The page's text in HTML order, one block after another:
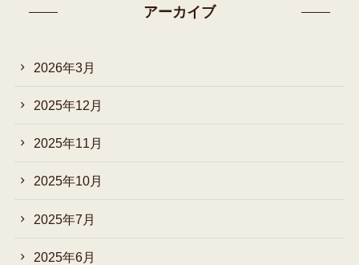
アーカイブ
2026年3月
2025年12月
2025年11月
2025年10月
2025年7月
2025年6月